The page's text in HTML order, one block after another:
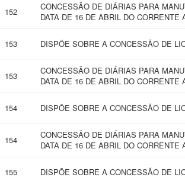
152
CONCESSÃO DE DIÁRIAS PARA
DATA DE 16 DE ABRIL DO
153 DISPÕE SOBRE A CONCESSÃO DE
153
CONCESSÃO DE DIÁRIAS PARA
DATA DE 16 DE ABRIL DO
154 DISPÕE SOBRE A CONCESSÃO DE
154
CONCESSÃO DE DIÁRIAS PARA
DATA DE 16 DE ABRIL DO
155 DISPÕE SOBRE A CONCESSÃO DE